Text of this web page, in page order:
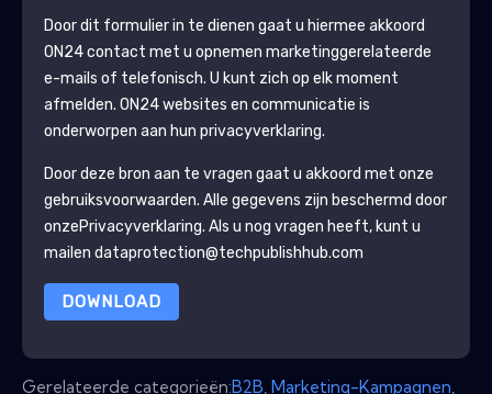
Door dit formulier in te dienen gaat u hiermee akkoord
ON24contact met u opnemen marketinggerelateerde
e-mails of telefonisch. U kunt zich op elk moment
afmelden. ON24websites en communicatie is
onderworpen aan hun privacyverklaring.
Door deze bron aan te vragen gaat u akkoord met onze
gebruiksvoorwaarden. Alle gegevens zijn beschermd door
onzePrivacyverklaring. Als u nog vragen heeft, kunt u
mailen dataprotection@techpublishhub.com
DOWNLOAD
Gerelateerde categorieën:B2B Marketing-Kampagnen